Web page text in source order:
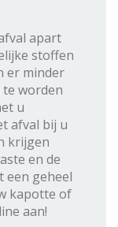
apart
stoffen
er minder
worden
u
afval bij u
krijgen
en de
een geheel
kapotte of
aan!